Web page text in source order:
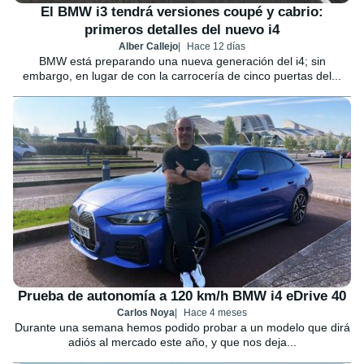
El BMW i3 tendrá versiones coupé y cabrio:
primeros detalles del nuevo i4
Alber Callejo Hace 12 días
BMW está preparando una nueva generación del i4; sin
embargo, en lugar de con la carrocería de cinco puertas del...
Prueba de autonomía a 120 km/h BMW i4 eDrive 40
Carlos Noya Hace 4 meses
Durante una semana hemos podido probar a un modelo que dirá
adiós al mercado este año, y que nos deja...